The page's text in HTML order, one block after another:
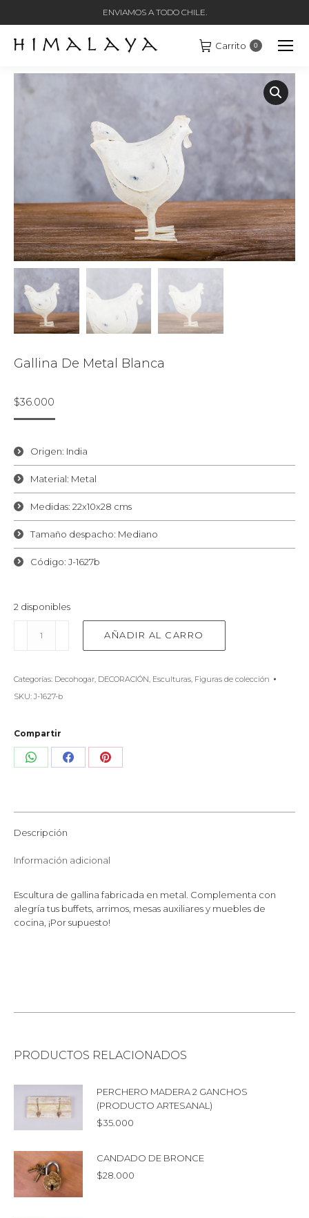
ENVIAMOS A TODO CHILE.
Carrito 0
Gallina De Metal Blanca
$36.000
Origen: India
Material: Metal
Medidas: 22x10x28 cms
Tamaño despacho: Mediano
Código: J-1627b
2 disponibles
cantidad
AÑADIR AL CARRO
Categorías: Decohogar DECORACIÓN Esculturas Figuras de colección
SKU: J-1627-b
Compartir
Share Share Share
Descripción
Información adicional
Escultura de gallina fabricada en metal. Complementa con
alegría tus buffets, arrimos, mesas auxiliares y muebles de
cocina, ¡Por supuesto!
PRODUCTOS RELACIONADOS
PERCHERO MADERA 2 GANCHOS
(PRODUCTO ARTESANAL)
$35.000
CANDADO DE BRONCE
$28.000